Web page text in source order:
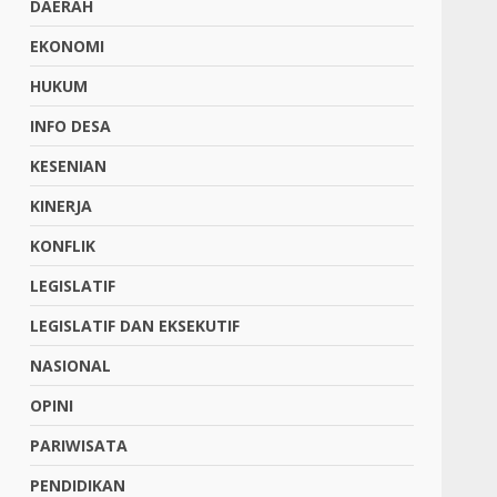
DAERAH
EKONOMI
HUKUM
INFO DESA
KESENIAN
KINERJA
KONFLIK
LEGISLATIF
LEGISLATIF DAN EKSEKUTIF
NASIONAL
OPINI
PARIWISATA
PENDIDIKAN